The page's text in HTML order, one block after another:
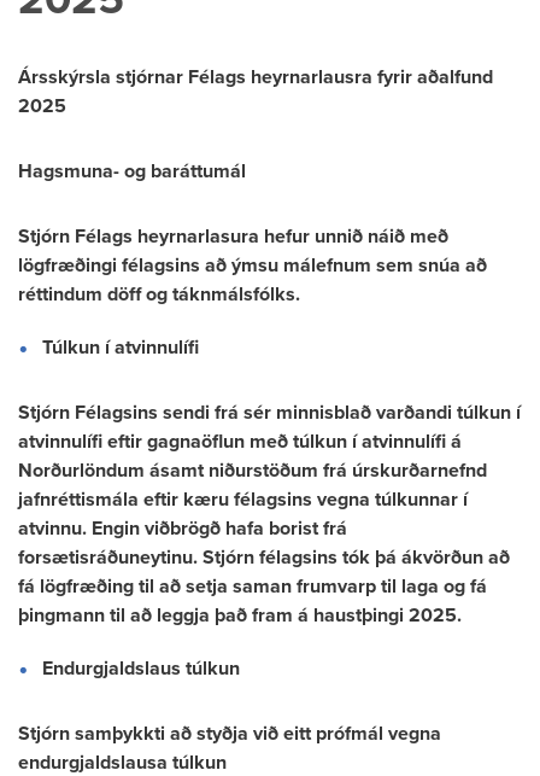
Ársskýrsla stjórnar Félags heyrnarlausra fyrir aðalfund
2025
Hagsmuna- og baráttumál
Stjórn Félags heyrnarlasura hefur unnið náið með
lögfræðingi félagsins að ýmsu málefnum sem snúa að
réttindum döff og táknmálsfólks.
Túlkun í atvinnulífi
Stjórn Félagsins sendi frá sér minnisblað varðandi túlkun í
atvinnulífi eftir gagnaöflun með túlkun í atvinnulífi á
Norðurlöndum ásamt niðurstöðum frá úrskurðarnefnd
jafnréttismála eftir kæru félagsins vegna túlkunnar í
atvinnu. Engin viðbrögð hafa borist frá
forsætisráðuneytinu. Stjórn félagsins tók þá ákvörðun að
fá lögfræðing til að setja saman frumvarp til laga og fá
þingmann til að leggja það fram á haustþingi 2025.
Endurgjaldslaus túlkun
Stjórn samþykkti að styðja við eitt prófmál vegna
endurgjaldslausa túlkun